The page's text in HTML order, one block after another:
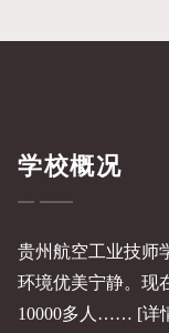
学校概况
贵州航空工业技师
环境优美宁静。现
10000多人…… [详